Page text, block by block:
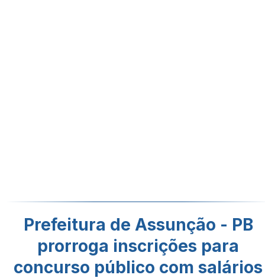
Prefeitura de Assunção - PB
prorroga inscrições para
concurso público com salários